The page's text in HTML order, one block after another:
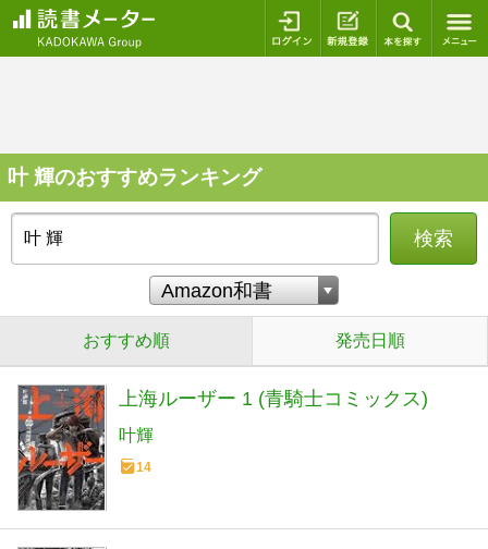
ログイン 新規登録
叶 輝のおすすめランキング
検索
おすすめ順 発売日順
上海ルーザー 1 (青騎士コミックス)
叶輝
14